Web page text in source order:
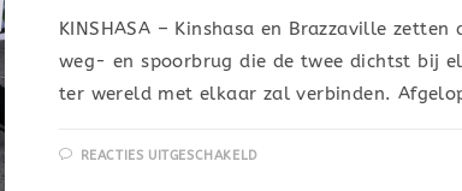
KINSHASA – Kinshasa en Brazzaville
weg- en spoorbrug die de twee dichtst bij
ter wereld met elkaar zal verbinden.
REACTIES UITGESCHAKELD